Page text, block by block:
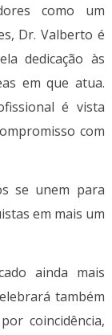
como um
Dr. Valberto é
dedicação às
em que atua.
é vista
com
se unem para
em mais um
ainda mais
também
coincidência,